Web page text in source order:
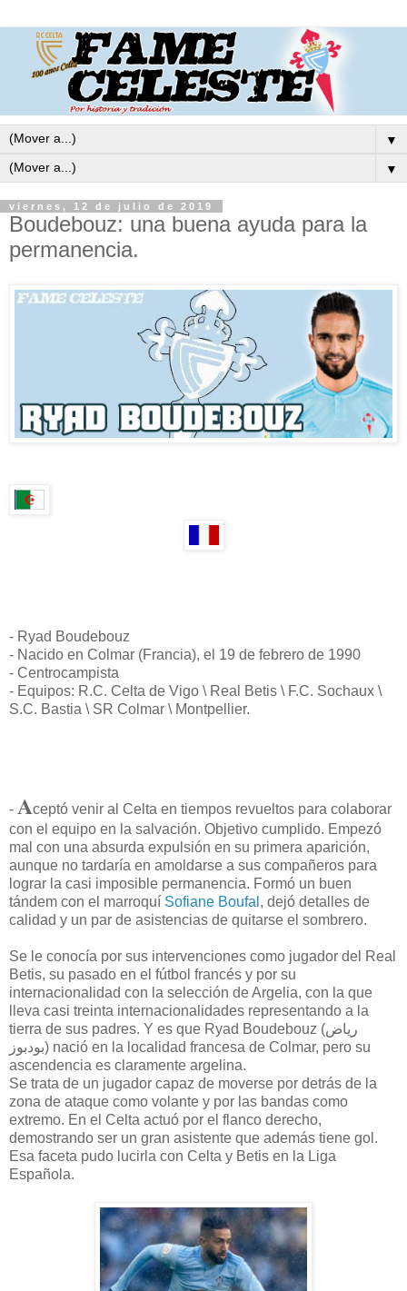
▼
▼
viernes, 12 de julio de 2019
Boudebouz: una buena ayuda para la
permanencia.
- Ryad Boudebouz
- Nacido en Colmar (Francia), el 19 de febrero de 1990
- Centrocampista
- Equipos: R.C. Celta de Vigo \ Real Betis \ F.C. Sochaux \
S.C. Bastia \ SR Colmar \ Montpellier.
- Aceptó venir al Celta en tiempos revueltos para colaborar
con el equipo en la salvación. Objetivo cumplido. Empezó
mal con una absurda expulsión en su primera aparición,
aunque no tardaría en amoldarse a sus compañeros para
lograr la casi imposible permanencia. Formó un buen
tándem con el marroquí Sofiane Boufal , dejó detalles de
calidad y un par de asistencias de quitarse el sombrero.
Se le conocía por sus intervenciones como jugador del Real
Betis, su pasado en el fútbol francés y por su
internacionalidad con la selección de Argelia, con la que
lleva casi treinta internacionalidades representando a la
tierra de sus padres. Y es que Ryad Boudebouz (رياض
بودبوز) nació en la localidad francesa de Colmar, pero su
ascendencia es claramente argelina.
Se trata de un jugador capaz de moverse por detrás de la
zona de ataque como volante y por las bandas como
extremo. En el Celta actuó por el flanco derecho,
demostrando ser un gran asistente que además tiene gol.
Esa faceta pudo lucirla con Celta y Betis en la Liga
Española.